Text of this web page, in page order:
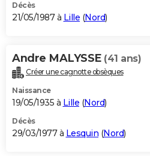
Décès
21/05/1987 à Lille (Nord)
Andre MALYSSE (41 ans)
Créer une cagnotte obsèques
Naissance
19/05/1935 à Lille (Nord)
Décès
29/03/1977 à Lesquin (Nord)